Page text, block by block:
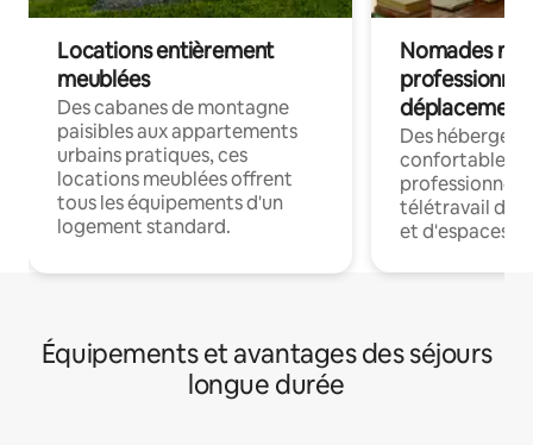
Locations entièrement
meublées
Des cabanes de montagne
paisibles aux appartements
urbains pratiques, ces
locations meublées offrent
tous les équipements d'un
logement standard.
Nomades
déplacement
Des
confortables
professionnels
télétravail
et d'espaces
Équipements et avantages des séjours
longue durée